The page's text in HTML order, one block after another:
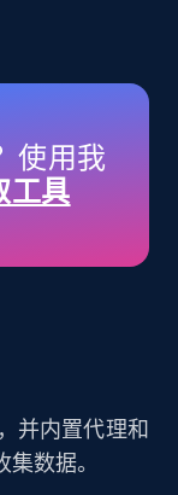
即购买
使用我
工具
并内置代理和
数据。